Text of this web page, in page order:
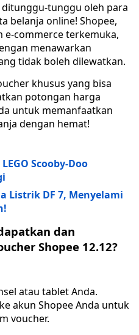
ditunggu-tunggu oleh para
belanja online! Shopee,
e-commerce terkemuka,
menawarkan
tidak boleh dilewatkan.
khusus yang bisa
potongan harga
untuk memanfaatkan
dengan hemat!
Scooby-Doo
Listrik DF 7, Menyelami
dan
Shopee 12.12?
atau tablet Anda.
akun Shopee Anda untuk
voucher.